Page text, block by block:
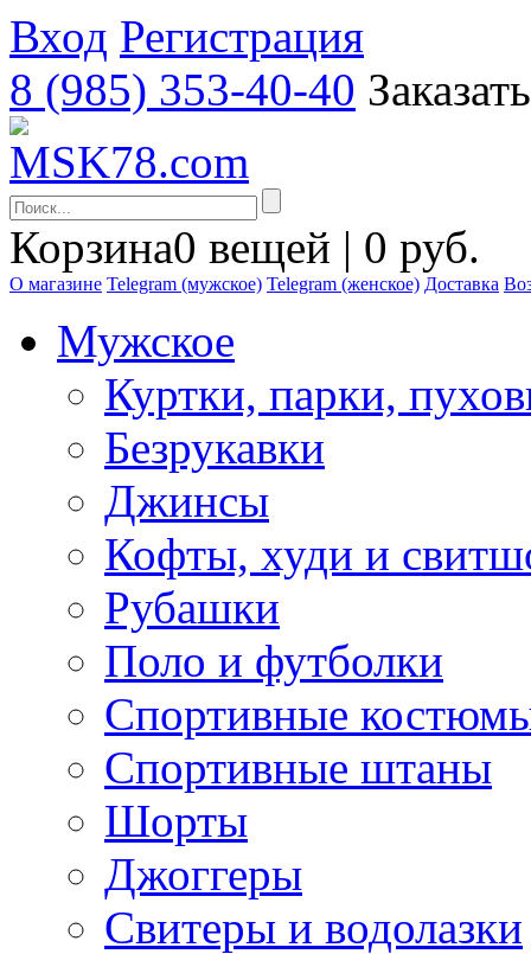
Вход Регистрация
8 (985) 353-40-40
Корзина0 вещей | 0 руб.
О магазине Telegram (мужское) Telegram (женское) Доставка
Мужское
Куртки, парки,
Безрукавки
Джинсы
Кофты, худи и
Рубашки
Поло и футболки
Спортивные
Спортивные штаны
Шорты
Джоггеры
Свитеры и водолазки